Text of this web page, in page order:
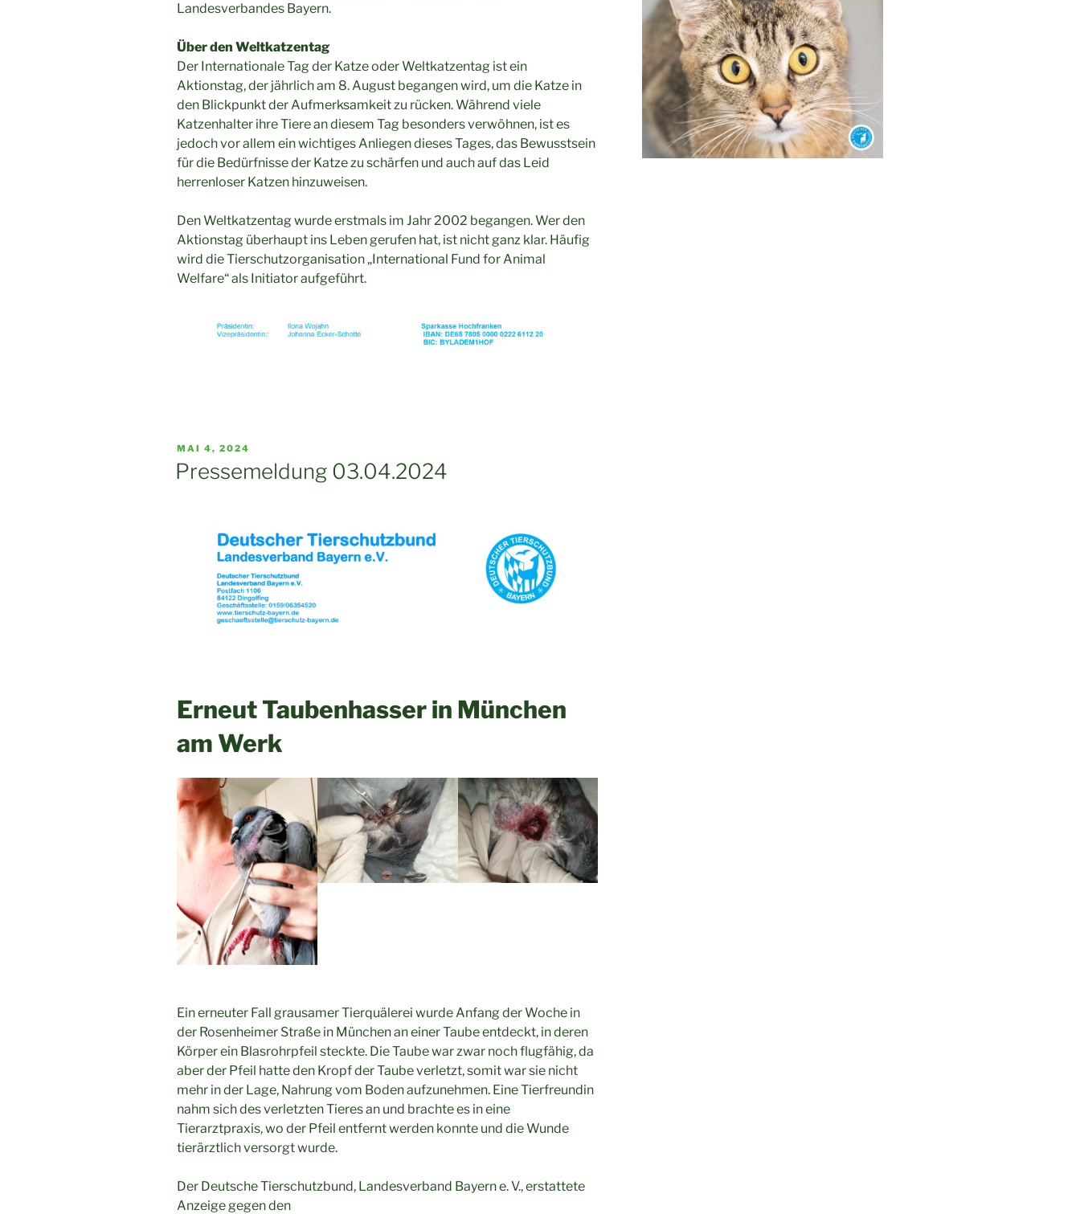
Landesverbandes Bayern.
Über den Weltkatzentag
Der Internationale Tag der Katze oder Weltkatzentag ist ein
Aktionstag, der jährlich am 8. August begangen wird, um die Katze in
den Blickpunkt der Aufmerksamkeit zu rücken. Während viele
Katzenhalter ihre Tiere an diesem Tag besonders verwöhnen, ist es
jedoch vor allem ein wichtiges Anliegen dieses Tages, das Bewusstsein
für die Bedürfnisse der Katze zu schärfen und auch auf das Leid
herrenloser Katzen hinzuweisen.
Den Weltkatzentag wurde erstmals im Jahr 2002 begangen. Wer den
Aktionstag überhaupt ins Leben gerufen hat, ist nicht ganz klar. Häufig
wird die Tierschutzorganisation „International Fund for Animal
Welfare“ als Initiator aufgeführt.
VERÖFFENTLICHT
AM
MAI 4, 2024
Pressemeldung 03.04.2024
Erneut Taubenhasser in München
am Werk
Ein erneuter Fall grausamer Tierquälerei wurde Anfang der Woche in
der Rosenheimer Straße in München an einer Taube entdeckt, in deren
Körper ein Blasrohrpfeil steckte. Die Taube war zwar noch flugfähig, da
aber der Pfeil hatte den Kropf der Taube verletzt, somit war sie nicht
mehr in der Lage, Nahrung vom Boden aufzunehmen. Eine Tierfreundin
nahm sich des verletzten Tieres an und brachte es in eine
Tierarztpraxis, wo der Pfeil entfernt werden konnte und die Wunde
tierärztlich versorgt wurde.
Der Deutsche Tierschutzbund, Landesverband Bayern e. V., erstattete
Anzeige gegen den